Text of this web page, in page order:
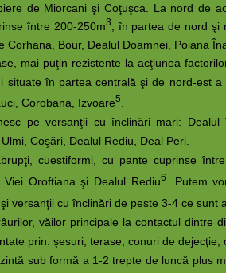
de Miorcani şi Coţuşca. La nord de
între 200-250m3
, în partea de nord
Bour, Dealul Doamnei, Poiana
mai puţin rezistente la acţiunea
în partea centrală şi de nord-est
Corobana, Izvoare5.
pe versanţii cu înclinări mari: Dealul
Coşări, Dealul Rediu, Deal Peri.
cuestiformi, cu pante cuprinse
Oroftiana şi Dealul Rediu6
. Putem
versanţii cu înclinări de peste 3-4 ce
văilor principale la contactul dintre
prin: şesuri, terase, conuri de dejecţie,
sub formă a 1-2 trepte de luncă plus